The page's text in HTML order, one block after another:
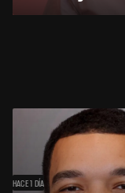
HACE 1 DÍA